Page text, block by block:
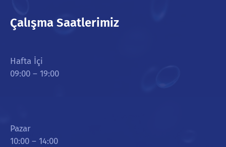
Çalışma Saatlerimiz
Hafta İçi
09:00 – 19:00
Pazar
10:00 – 14:00